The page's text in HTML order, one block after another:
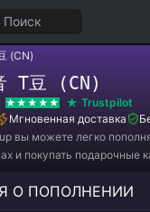
Поиск
(CN)
T豆 (CN)
Trustpilot
Мгновенная доставка
вы можете легко
и покупать подарочные
О ПОПОЛНЕНИИ